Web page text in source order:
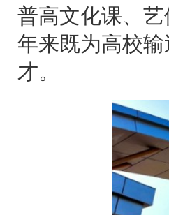
普高文化课、
年来既为高校
才。